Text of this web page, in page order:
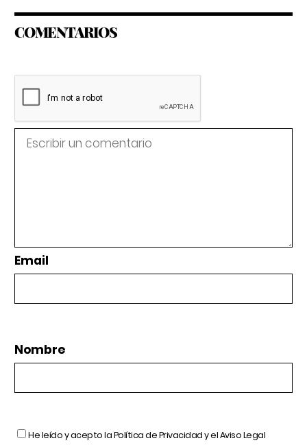
COMENTARIOS
Email
Nombre
He leído y acepto laPolítica de Privacidady elAviso Legal